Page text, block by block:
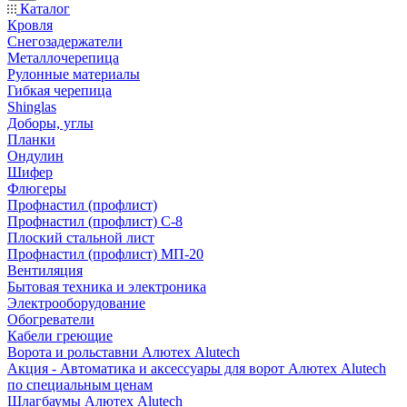
Каталог
Кровля
Снегозадержатели
Металлочерепица
Рулонные материалы
Гибкая черепица
Shinglas
Доборы, углы
Планки
Ондулин
Шифер
Флюгеры
Профнастил (профлист)
Профнастил (профлист) С-8
Плоский стальной лист
Профнастил (профлист) МП-20
Вентиляция
Бытовая техника и электроника
Электрооборудование
Обогреватели
Кабели греющие
Ворота и рольставни Алютех Alutech
Акция - Автоматика и аксессуары для ворот Алютех Alutech
по специальным ценам
Шлагбаумы Алютех Alutech